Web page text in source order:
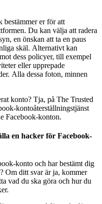
bestämmer er för att
Du kan välja att radera
en önskan att ta en paus
skäl. Alternativt kan
dess policyer, till exempel
eller upprepade
Alla dessa foton, minnen
konto? Tja, på The Trusted
kontoåterställningstjänst
Facebook-konton.
en hacker för Facebook-
konto och har bestämt dig
Om ditt svar är ja, kommer
vad du ska göra och hur du